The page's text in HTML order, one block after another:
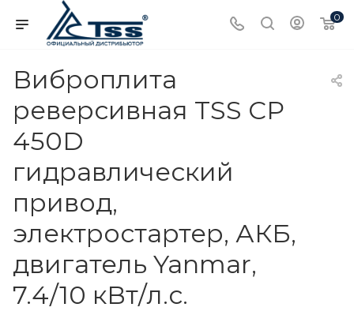
0
Виброплита
реверсивная TSS CP
450D
гидравлический
привод,
электростартер, АКБ,
двигатель Yanmar,
7.4/10 кВт/л.с.